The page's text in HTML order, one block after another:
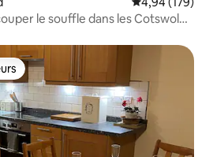
le souffle dans les Cotswolds